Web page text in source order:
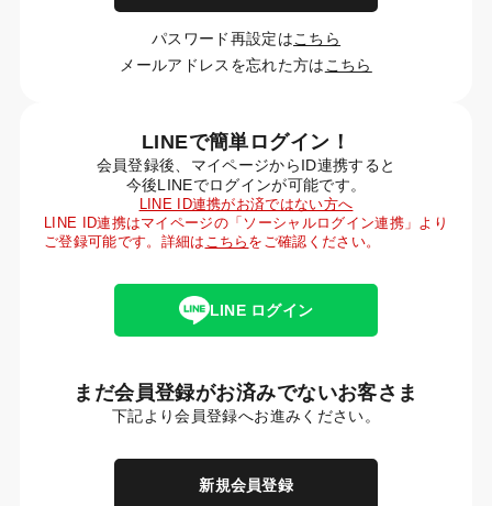
パスワード再設定はこちら
メールアドレスを忘れた方は こちら
LINEで簡単ログイン！
会員登録後、マイページからID連携すると
今後LINEでログインが可能です。
LINE ID連携がお済ではない方へ
LINE ID連携はマイページの「ソーシャルログイン連携」より
ご登録可能です。詳細は こちら をご確認ください。
LINE ログイン
まだ会員登録がお済みでないお客さま
下記より会員登録へお進みください。
新規会員登録